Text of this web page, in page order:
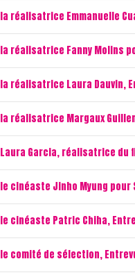
réalisatrice Emmanuelle
réalisatrice Fanny Molins
réalisatrice Laura Dauvin,
réalisatrice Margaux
Garcia, réalisatrice du
cinéaste Jinho Myung
cinéaste Patric Chiha,
comité de sélection,